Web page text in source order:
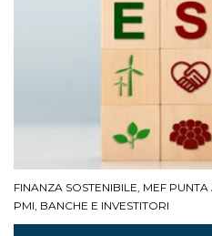
FINANZA SOSTENIBILE, MEF
PMI, BANCHE E INVESTITORI